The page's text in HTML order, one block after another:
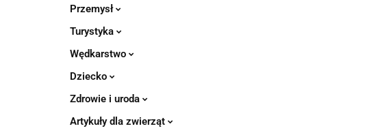
Przemysł
Turystyka
Wędkarstwo
Dziecko
Zdrowie i uroda
Artykuły dla zwierząt